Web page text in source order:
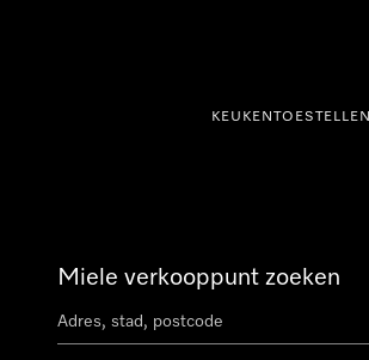
KEUKENTOESTELLEN
Miele verkooppunt zoeken